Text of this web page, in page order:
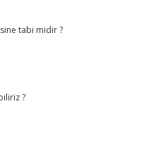
tabi midir ?
?